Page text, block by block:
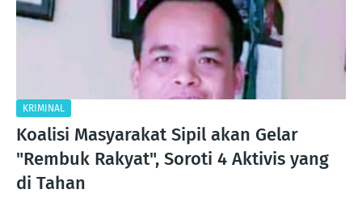
KRIMINAL
Koalisi Masyarakat Sipil akan Gelar
"Rembuk Rakyat", Soroti 4 Aktivis yang
di Tahan